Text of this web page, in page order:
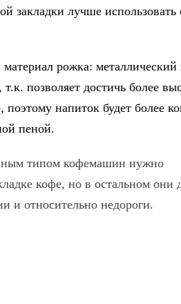
закладки лучше
рожка:
позволяет достичь более
поэтому напиток будет более
пеной.
типом кофемашин нужно
кофе, но в остальном они
и относительно недороги.